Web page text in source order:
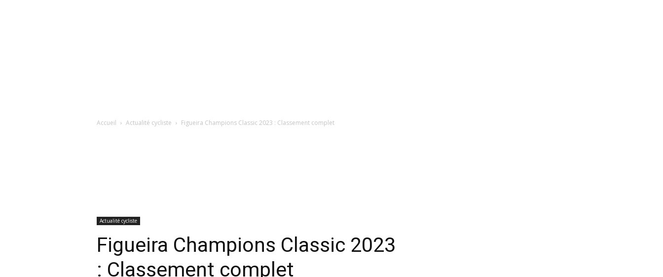
Accueil Actualité cycliste Figueira Champions Classic 2023 : Classement complet
Actualité cycliste
Figueira Champions Classic 2023
: Classement complet